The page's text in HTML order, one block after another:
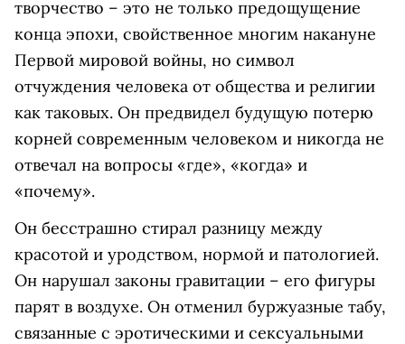
творчество – это не только предощущение
конца эпохи, свойственное многим накануне
Первой мировой войны, но символ
отчуждения человека от общества и религии
как таковых. Он предвидел будущую потерю
корней современным человеком и никогда не
отвечал на вопросы «где», «когда» и
«почему».
Он бесстрашно стирал разницу между
красотой и уродством, нормой и патологией.
Он нарушал законы гравитации – его фигуры
парят в воздухе. Он отменил буржуазные табу,
связанные с эротическими и сексуальными